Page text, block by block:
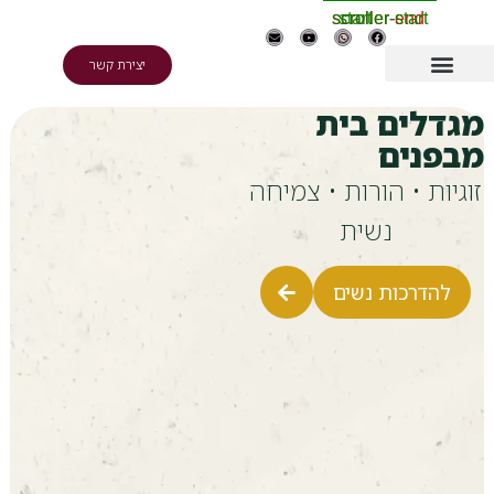
start
scroller-end
scroller-start
יצירת קשר
בית
• הורות • צמיחה
נשים